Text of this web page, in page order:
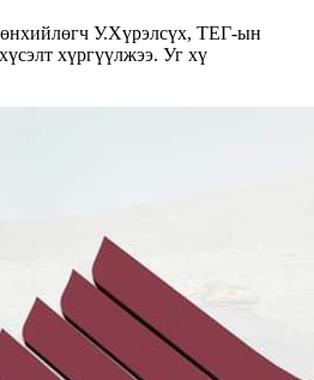
У.Хүрэлсүх, ТЕГ-ын
хүргүүлжээ. Уг хү